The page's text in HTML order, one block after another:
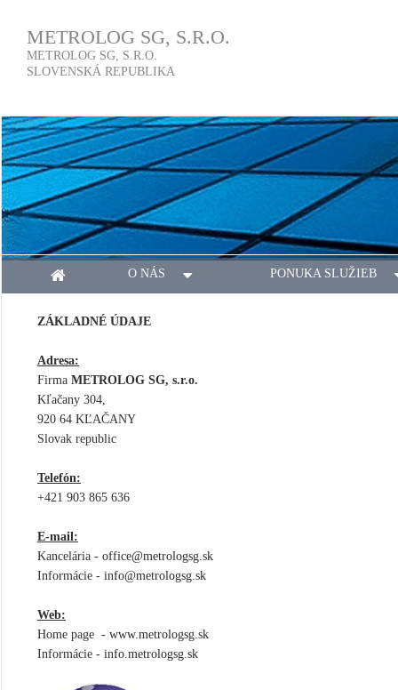
METROLOG SG, S.R.O.
METROLOG SG, S.R.O.
SLOVENSKÁ REPUBLIKA
O NÁS PONUKA SLUŽIEB
ZÁKLADNÉ ÚDAJE
Adresa:
Firma METROLOG SG, s.r.o.
Kľačany 304,
920 64 KĽAČANY
Slovak republic
Telefón:
+421 903 865 636
E-mail:
Kancelária - office@metrologsg.sk
Informácie - info@metrologsg.sk
Web:
Home page - www.metrologsg.sk
Informácie - info.metrologsg.sk